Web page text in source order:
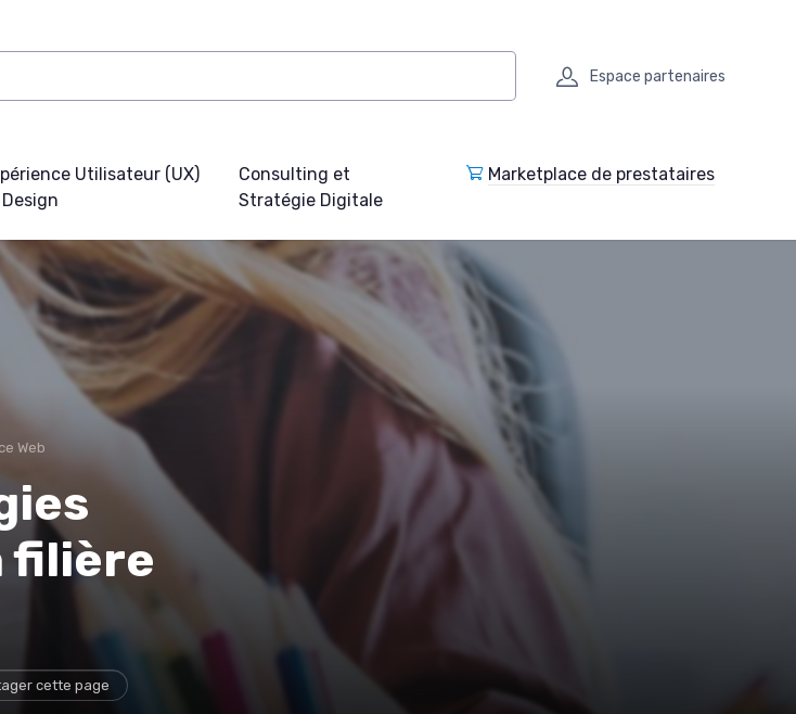
Espace partenaires
Utilisateur (UX)
Consulting et
Stratégie Digitale
Marketplace de prestataires
Web
filière
cette page